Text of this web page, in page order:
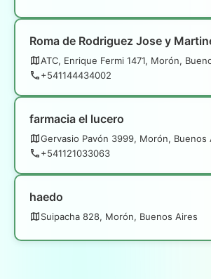
Roma de Rodriguez Jose y
ATC, Enrique Fermi 1471, Morón,
+541144434002
farmacia el lucero
Gervasio Pavón 3999, Morón, Buenos
+541121033063
haedo
Suipacha 828, Morón, Buenos Aires